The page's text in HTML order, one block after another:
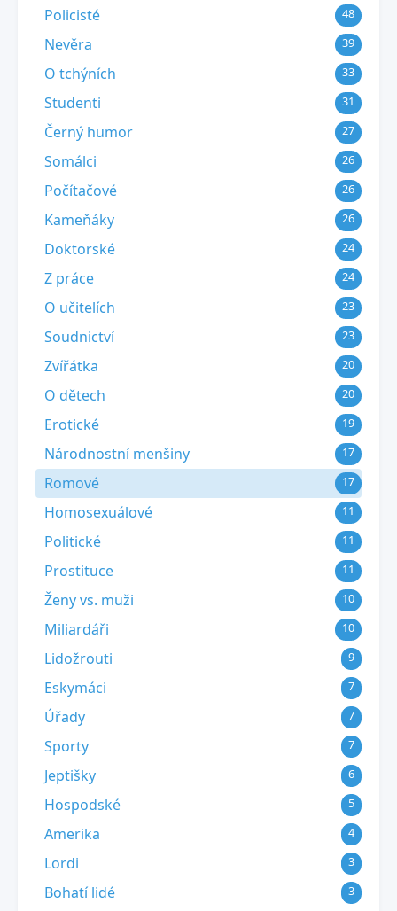
Policisté 48
Nevěra 39
O tchýních 33
Studenti 31
Černý humor 27
Somálci 26
Počítačové 26
Kameňáky 26
Doktorské 24
Z práce 24
O učitelích 23
Soudnictví 23
Zvířátka 20
O dětech 20
Erotické 19
Národnostní menšiny 17
Romové 17
Homosexuálové 11
Politické 11
Prostituce 11
Ženy vs. muži 10
Miliardáři 10
Lidožrouti 9
Eskymáci 7
Úřady 7
Sporty 7
Jeptišky 6
Hospodské 5
Amerika 4
Lordi 3
Bohatí lidé 3